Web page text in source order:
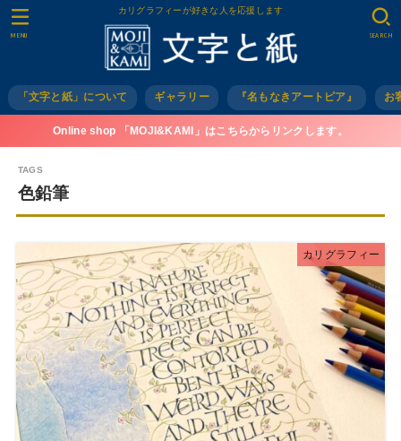
カリグラフィーが好きな人を応援します
「文字と紙」について ギャラリー 『名もなきアートピア』 お
SEARCH
MENU
Online shop 「MOJI&KAMI」はこちらからリンクします。
色鉛筆
カリグラフィー